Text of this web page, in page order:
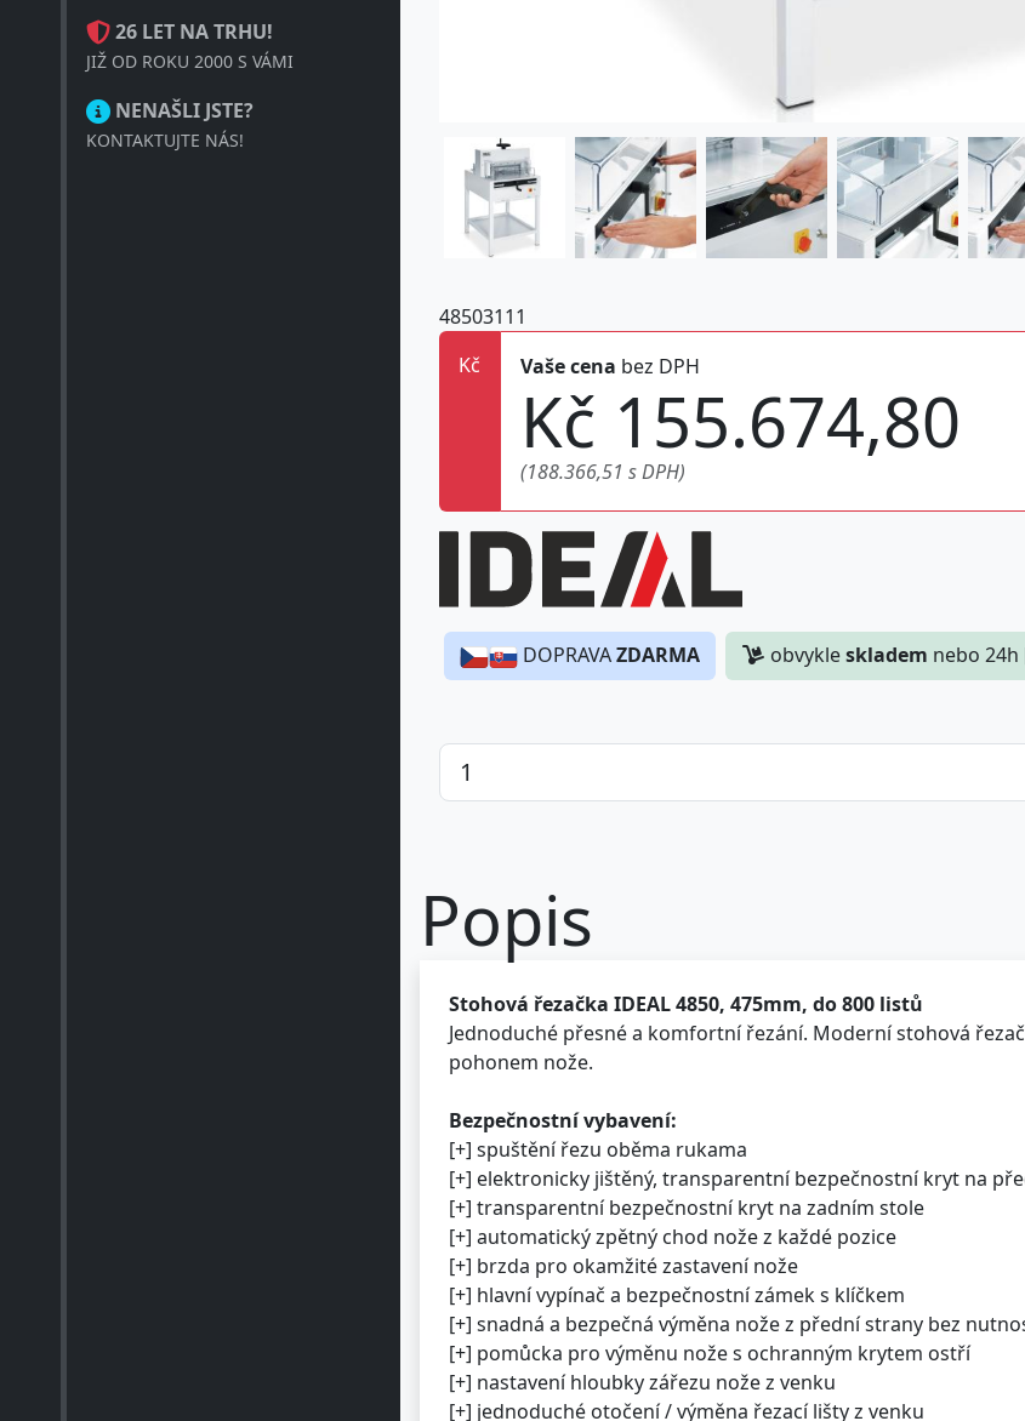
26 LET NA TRHU!
JIŽ OD ROKU 2000 S VÁMI
NENAŠLI JSTE?
KONTAKTUJTE NÁS!
48503111
Kč
Vaše cena bez DPH
Kč 155.674,80
(188.366,51 s DPH)
DOPRAVA ZDARMA obvykleskladem nebo 24h
Popis
Stohová řezačka IDEAL 4850, 475mm, do 800 listů
Jednoduché přesné a komfortní řezání. Moderní stohová
pohonem nože.
Bezpečnostní vybavení:
[+] spuštění řezu oběma rukama
[+] elektronicky jištěný, transparentní bezpečnostní kryt na
[+] transparentní bezpečnostní kryt na zadním stole
[+] automatický zpětný chod nože z každé pozice
[+] brzda pro okamžité zastavení nože
[+] hlavní vypínač a bezpečnostní zámek s klíčkem
[+] snadná a bezpečná výměna nože z přední strany bez
[+] pomůcka pro výměnu nože s ochranným krytem ostří
[+] nastavení hloubky zářezu nože z venku
[+] jednoduché otočení / výměna řezací lišty z venku